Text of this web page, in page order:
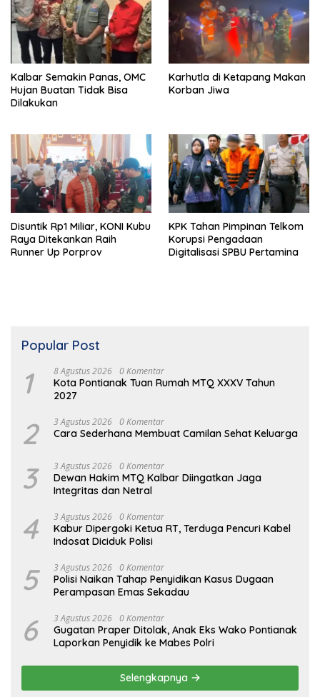
Kalbar Semakin Panas, OMC
Hujan Buatan Tidak Bisa
Dilakukan
Karhutla di Ketapang Makan
Korban Jiwa
Disuntik Rp1 Miliar, KONI Kubu
Raya Ditekankan Raih
Runner Up Porprov
KPK Tahan Pimpinan Telkom
Korupsi Pengadaan
Digitalisasi SPBU Pertamina
Popular Post
1 8 Agustus 2026 0 Komentar
Kota Pontianak Tuan Rumah MTQ XXXV Tahun
2027
2 3 Agustus 2026 0 Komentar
Cara Sederhana Membuat Camilan Sehat Keluarga
3 3 Agustus 2026 0 Komentar
Dewan Hakim MTQ Kalbar Diingatkan Jaga
Integritas dan Netral
4 3 Agustus 2026 0 Komentar
Kabur Dipergoki Ketua RT, Terduga Pencuri Kabel
Indosat Diciduk Polisi
5 3 Agustus 2026 0 Komentar
Polisi Naikan Tahap Penyidikan Kasus Dugaan
Perampasan Emas Sekadau
6 3 Agustus 2026 0 Komentar
Gugatan Praper Ditolak, Anak Eks Wako Pontianak
Laporkan Penyidik ke Mabes Polri
Selengkapnya